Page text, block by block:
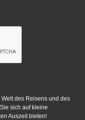
des Reisens und des
sich auf kleine
Auszeit bieten!